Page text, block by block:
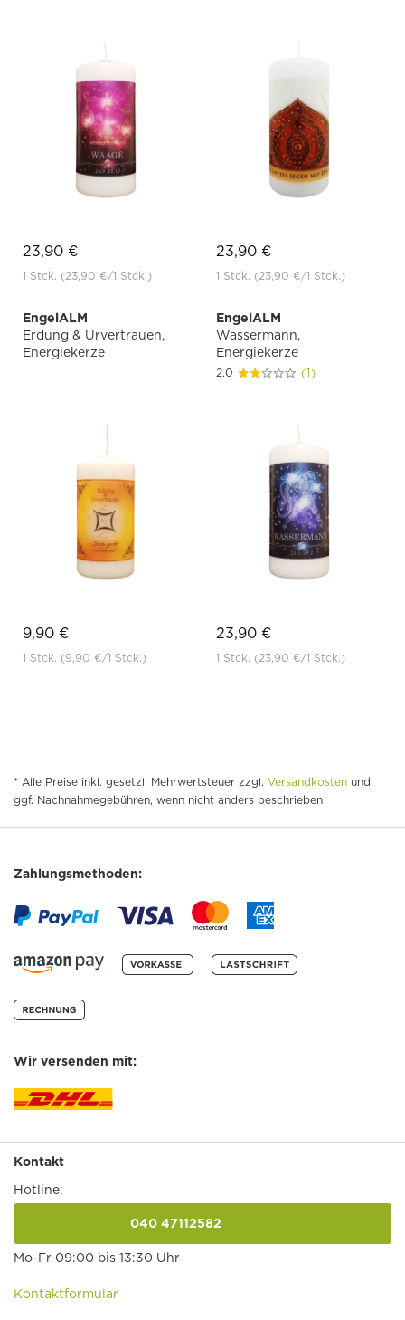
23,90 €
1 Stck. (23,90 €/1 Stck.)
23,90 €
1 Stck. (23,90 €/1 Stck.)
EngelALM
Erdung & Urvertrauen,
Energiekerze
9,90 €
1 Stck. (9,90 €/1 Stck.)
EngelALM
Wassermann,
Energiekerze
2.0 (1)
23,90 €
1 Stck. (23,90 €/1 Stck.)
* Alle Preise inkl. gesetzl. Mehrwertsteuer zzgl. Versandkosten und
ggf. Nachnahmegebühren, wenn nicht anders beschrieben
Zahlungsmethoden:
Wir versenden mit:
Kontakt
Hotline:
040 47112582
Mo-Fr 09:00 bis 13:30 Uhr
Kontaktformular